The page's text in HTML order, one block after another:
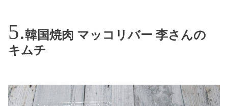
韓国焼肉 マッコリバー 李さんの
キムチ